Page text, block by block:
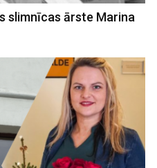
slimnīcas ārste Marina